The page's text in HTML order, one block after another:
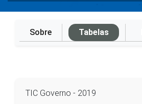
Sobre Tabelas
TIC Governo - 2019